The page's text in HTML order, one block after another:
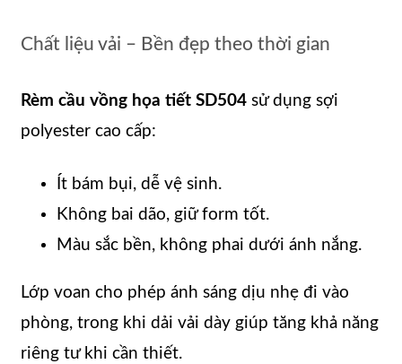
Chất liệu vải – Bền đẹp theo thời gian
Rèm cầu vồng họa tiết SD504 sử dụng sợi
polyester cao cấp:
Ít bám bụi, dễ vệ sinh.
Không bai dão, giữ form tốt.
Màu sắc bền, không phai dưới ánh nắng.
Lớp voan cho phép ánh sáng dịu nhẹ đi vào
phòng, trong khi dải vải dày giúp tăng khả năng
riêng tư khi cần thiết.